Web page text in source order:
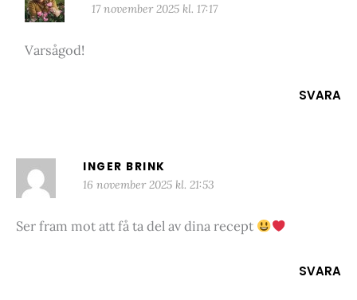
17 november 2025 kl. 17:17
Varsågod!
SVARA
INGER BRINK
16 november 2025 kl. 21:53
Ser fram mot att få ta del av dina recept
SVARA